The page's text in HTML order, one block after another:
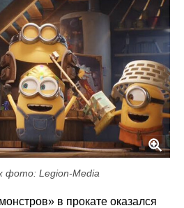
фото: Legion-Media
в прокате оказался